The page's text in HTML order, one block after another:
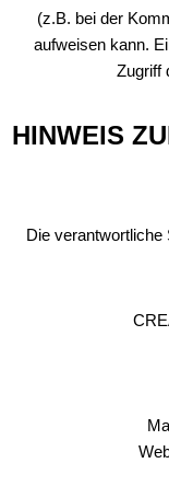
(z.B. bei der
aufweisen kann.
Zugriff
HINWEIS
Die verantwortliche